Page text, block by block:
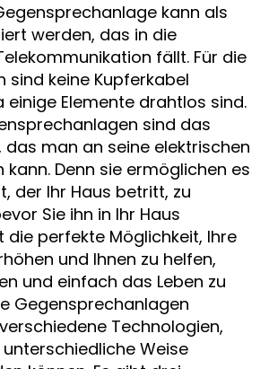
kann als
werden, das in die
fällt. Für die
sind keine Kupferkabel
einige Elemente drahtlos sind.
sind das
das man an seine elektrischen
kann. Denn sie ermöglichen es
der Ihr Haus betritt, zu
Sie ihn in Ihr Haus
die perfekte Möglichkeit, Ihre
und Ihnen zu helfen,
und einfach das Leben zu
Gegensprechanlagen
Technologien,
Weise